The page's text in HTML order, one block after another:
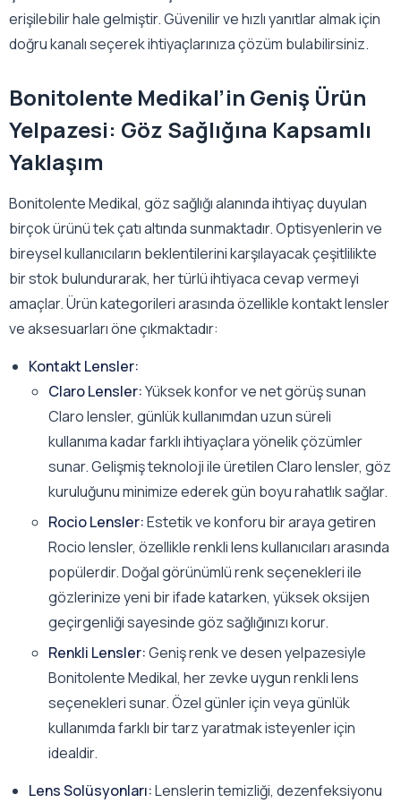
erişilebilir hale gelmiştir. Güvenilir ve hızlı yanıtlar almak için
doğru kanalı seçerek ihtiyaçlarınıza çözüm bulabilirsiniz.
Bonitolente Medikal’in Geniş Ürün
Yelpazesi: Göz Sağlığına Kapsamlı
Yaklaşım
Bonitolente Medikal, göz sağlığı alanında ihtiyaç duyulan
birçok ürünü tek çatı altında sunmaktadır. Optisyenlerin ve
bireysel kullanıcıların beklentilerini karşılayacak çeşitlilikte
bir stok bulundurarak, her türlü ihtiyaca cevap vermeyi
amaçlar. Ürün kategorileri arasında özellikle kontakt lensler
ve aksesuarları öne çıkmaktadır:
Kontakt Lensler:
Claro Lensler:Yüksek konfor ve net görüş sunan
Claro lensler, günlük kullanımdan uzun süreli
kullanıma kadar farklı ihtiyaçlara yönelik çözümler
sunar. Gelişmiş teknoloji ile üretilen Claro lensler, göz
kuruluğunu minimize ederek gün boyu rahatlık sağlar.
Rocio Lensler:Estetik ve konforu bir araya getiren
Rocio lensler, özellikle renkli lens kullanıcıları arasında
popülerdir. Doğal görünümlü renk seçenekleri ile
gözlerinize yeni bir ifade katarken, yüksek oksijen
geçirgenliği sayesinde göz sağlığınızı korur.
Renkli Lensler:Geniş renk ve desen yelpazesiyle
Bonitolente Medikal, her zevke uygun renkli lens
seçenekleri sunar. Özel günler için veya günlük
kullanımda farklı bir tarz yaratmak isteyenler için
idealdir.
Lens Solüsyonları:Lenslerin temizliği, dezenfeksiyonu